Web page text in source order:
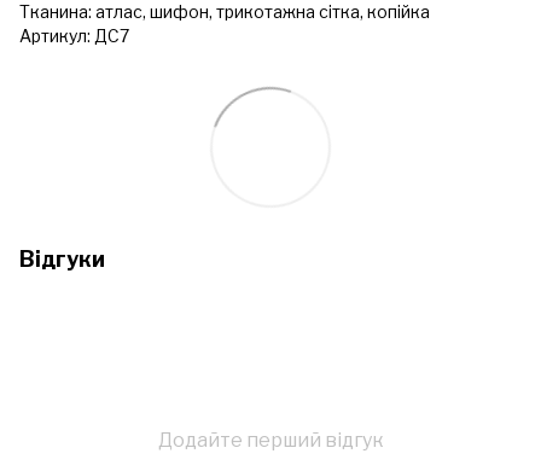
Тканина: атлас, шифон, трикотажна сітка, копійка
Артикул: ДС7
Відгуки
Додайте перший відгук